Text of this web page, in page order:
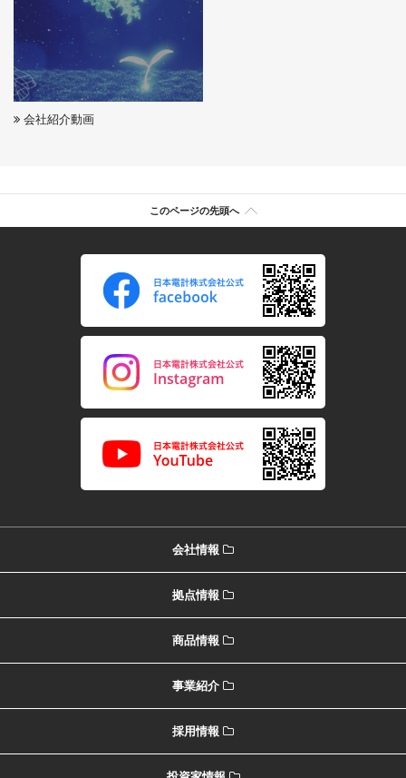
会社紹介動画
このページの先頭へ
会社情報
拠点情報
商品情報
事業紹介
採用情報